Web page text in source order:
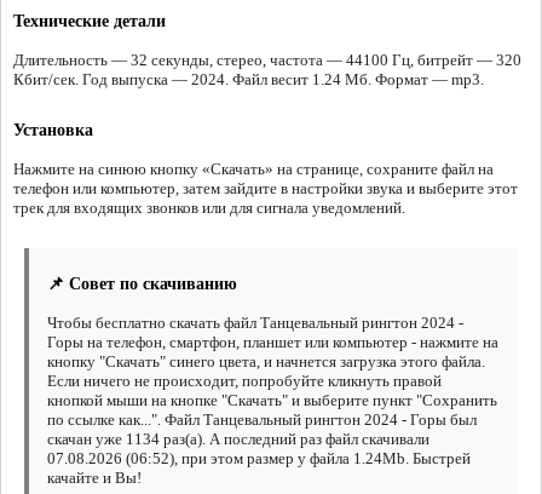
Технические детали
Длительность — 32 секунды, стерео, частота — 44100 Гц, битрейт — 320
Кбит/сек. Год выпуска — 2024. Файл весит 1.24 Мб. Формат — mp3.
Установка
Нажмите на синюю кнопку «Скачать» на странице, сохраните файл на
телефон или компьютер, затем зайдите в настройки звука и выберите этот
трек для входящих звонков или для сигнала уведомлений.
📌 Совет по скачиванию
Чтобы бесплатно скачать файл Танцевальный рингтон 2024 -
Горы на телефон, смартфон, планшет или компьютер - нажмите на
кнопку "Скачать" синего цвета, и начнется загрузка этого файла.
Если ничего не происходит, попробуйте кликнуть правой
кнопкой мыши на кнопке "Скачать" и выберите пункт "Сохранить
по ссылке как...". Файл Танцевальный рингтон 2024 - Горы был
скачан уже 1134 раз(а). А последний раз файл скачивали
07.08.2026 (06:52), при этом размер у файла 1.24Mb. Быстрей
качайте и Вы!